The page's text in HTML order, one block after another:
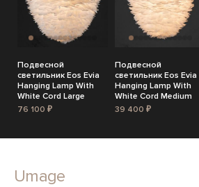
Подвесной
светильник Eos Evia
Hanging Lamp With
White Cord Large
76 100 ₽
Подвесной
светильник Eos Evia
Hanging Lamp With
White Cord Medium
39 400 ₽
Umage